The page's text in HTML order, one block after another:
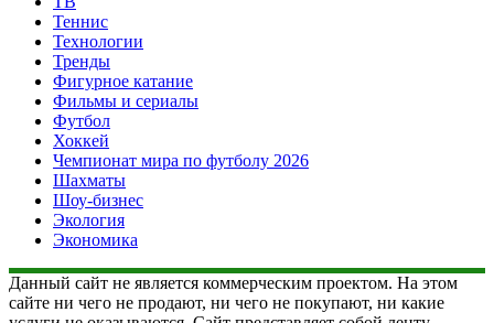
Теннис
Технологии
Тренды
Фигурное катание
Фильмы и сериалы
Футбол
Хоккей
Чемпионат мира по футболу 2026
Шахматы
Шоу-бизнес
Экология
Экономика
Данный сайт не является коммерческим проектом. На этом
сайте ни чего не продают, ни чего не покупают, ни какие